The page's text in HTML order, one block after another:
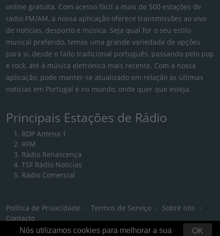
online gratuita. Com acesso fácil a mais de 500 estações de
rádio FM/AM, a nossa aplicação oferece transmissões ao vivo
de notícias, desporto e música. Seja qual for o seu estilo
musical preferido, temos uma grande variedade de opções
para si, desde o fado tradicional português, passando pelo pop
e rock, até à música eletrónica mais recente. Com a nossa
aplicação, pode manter-se atualizado em relação às últimas
notícias em Portugal e no mundo, onde quer que esteja.
Principais Estações de Rádio
RDP Antena 1
RFM
Rádio Renascença
TSF Rádio Notícias
Rádio Comercial
Política de Privacidade ・ Termos de Serviço ・ Sobre nós ・
Contacto
OK
Nós utilizamos cookies para melhorar a sua